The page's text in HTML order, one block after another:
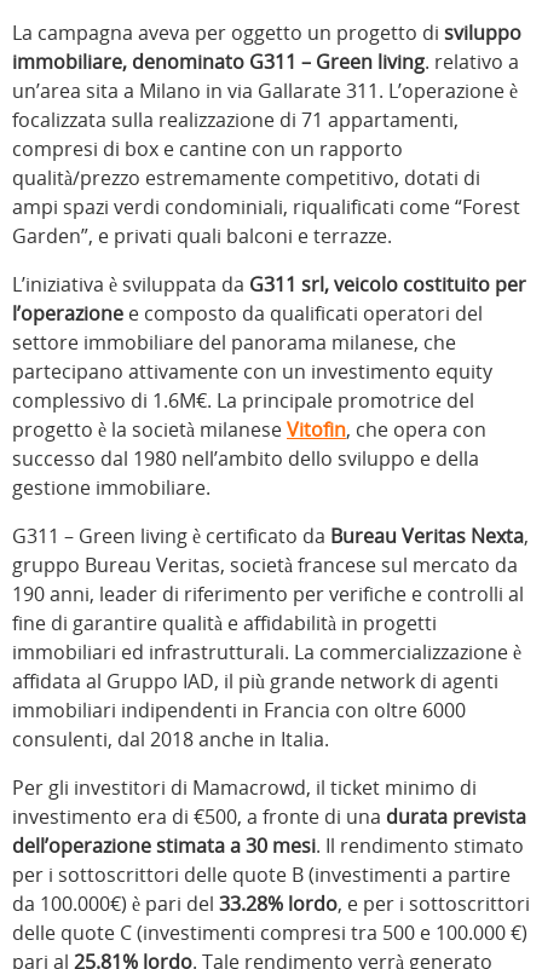
La campagna aveva per oggetto un progetto di sviluppo
immobiliare, denominato G311 – Green living. relativo a
un’area sita a Milano in via Gallarate 311. L’operazione è
focalizzata sulla realizzazione di 71 appartamenti,
compresi di box e cantine con un rapporto
qualità/prezzo estremamente competitivo, dotati di
ampi spazi verdi condominiali, riqualificati come “Forest
Garden”, e privati quali balconi e terrazze.
L’iniziativa è sviluppata da G311 srl, veicolo costituito per
l’operazione e composto da qualificati operatori del
settore immobiliare del panorama milanese, che
partecipano attivamente con un investimento equity
complessivo di 1.6M€. La principale promotrice del
progetto è la società milaneseVitofin, che opera con
successo dal 1980 nell’ambito dello sviluppo e della
gestione immobiliare.
G311 – Green living è certificato da Bureau Veritas Nexta,
gruppo Bureau Veritas, società francese sul mercato da
190 anni, leader di riferimento per verifiche e controlli al
fine di garantire qualità e affidabilità in progetti
immobiliari ed infrastrutturali. La commercializzazione è
affidata al Gruppo IAD, il più grande network di agenti
immobiliari indipendenti in Francia con oltre 6000
consulenti, dal 2018 anche in Italia.
Per gli investitori di Mamacrowd, il ticket minimo di
investimento era di €500, a fronte di una durata prevista
dell’operazione stimata a 30 mesi. Il rendimento stimato
per i sottoscrittori delle quote B (investimenti a partire
da 100.000€) è pari del 33.28% lordo, e per i sottoscrittori
delle quote C (investimenti compresi tra 500 e 100.000 €)
pari al 25.81% lordo. Tale rendimento verrà generato